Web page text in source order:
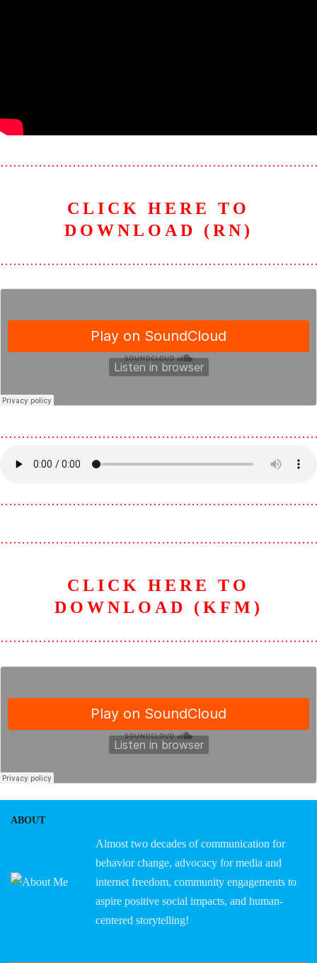
CLICK HERE TO
DOWNLOAD (RN)
CLICK HERE TO
DOWNLOAD (KFM)
ABOUT
Almost two decades of communication for
behavior change, advocacy for media and
internet freedom, community engagements to
aspire positive social impacts, and human-
centered storytelling!